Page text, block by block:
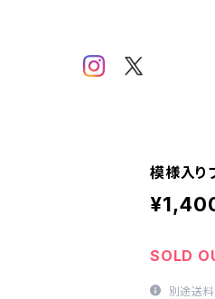
模様入り
SOLD
別途送料